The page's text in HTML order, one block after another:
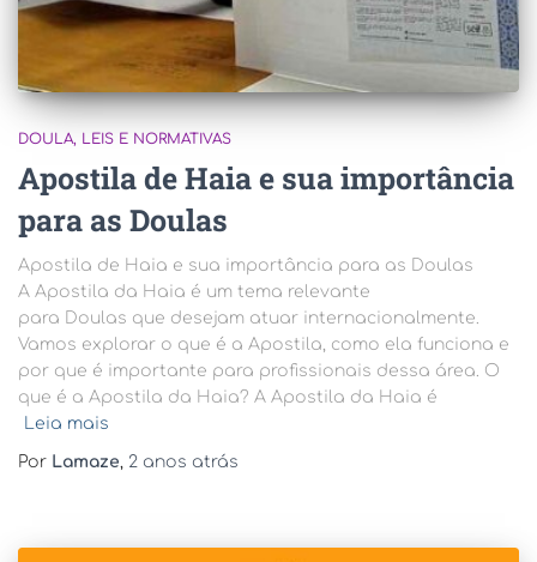
DOULA LEIS E NORMATIVAS
Apostila de Haia e sua importância
para as Doulas
Apostila de Haia e sua importância para as Doulas
A Apostila da Haia é um tema relevante
para Doulas que desejam atuar internacionalmente.
Vamos explorar o que é a Apostila, como ela funciona e
por que é importante para profissionais dessa área. O
que é a Apostila da Haia? A Apostila da Haia é
Leia mais
Por Lamaze, 2 anos atrás